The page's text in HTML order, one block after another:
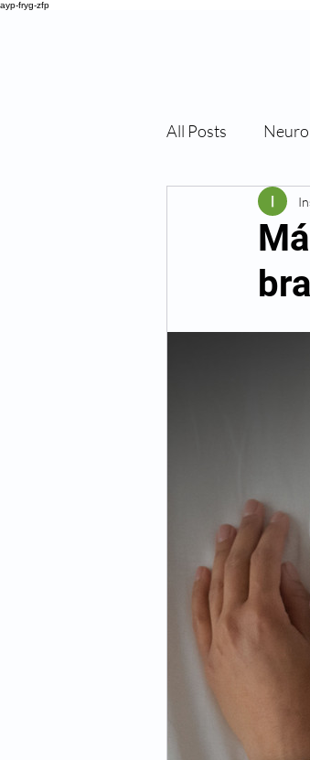
ayp-fryg-zfp
DR. SHIGUEO
All Posts